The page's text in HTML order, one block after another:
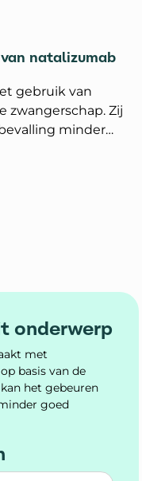
natalizumab
gebruik van
zwangerschap. Zij
minder
van
onderwerp
met
basis van de
het gebeuren
goed